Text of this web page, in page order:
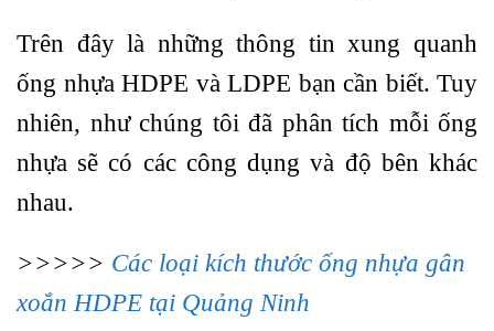
Trên đây là những thông tin xung quanh
ống nhựa HDPE và LDPE bạn cần biết. Tuy
nhiên, như chúng tôi đã phân tích mỗi ống
nhựa sẽ có các công dụng và độ bên khác
nhau.
>>>>> Các loại kích thước ống nhựa gân
xoắn HDPE tại Quảng Ninh